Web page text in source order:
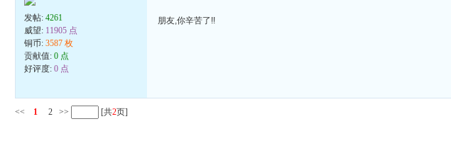
发帖:4261
威望: 11905 点
铜币:3587 枚
贡献值:0 点
好评度:0 点
朋友,你辛苦了!!
<< 1 2 >> [共2页]